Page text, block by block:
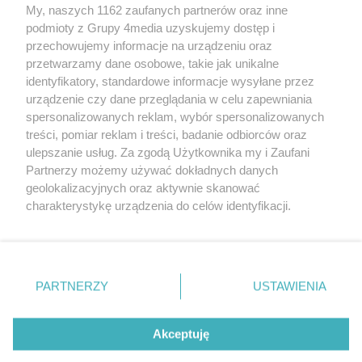
Redakcja Reklama Prywatność
Praca Łódź
the:protocol
Facebook.com
Youtube.com
My, naszych 1162 zaufanych partnerów oraz inne
podmioty z Grupy 4media uzyskujemy dostęp i
przechowujemy informacje na urządzeniu oraz
przetwarzamy dane osobowe, takie jak unikalne
identyfikatory, standardowe informacje wysyłane przez
urządzenie czy dane przeglądania w celu zapewniania
spersonalizowanych reklam, wybór spersonalizowanych
treści, pomiar reklam i treści, badanie odbiorców oraz
ulepszanie usług. Za zgodą Użytkownika my i Zaufani
Partnerzy możemy używać dokładnych danych
geolokalizacyjnych oraz aktywnie skanować
charakterystykę urządzenia do celów identyfikacji.
zmienić/wycofać klikając przycisk ustawień prywatności
znajdujący się w lewym dolnym rogu strony
. Niektóre
użytkownika, ale masz prawo sprzeciwić się takiemu
przetwarzaniu. Preferencje będą miały zastosowania tylko
PARTNERZY USTAWIENIA
Akceptuję